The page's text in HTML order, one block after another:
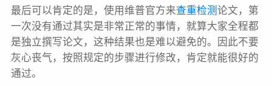
最后可以肯定的是，使用维普官方来查重检测论文，第
一次没有通过其实是非常正常的事情，就算大家全程都
是独立撰写论文，这种结果也是难以避免的。因此不要
灰心丧气，按照规定的步骤进行修改，肯定就能很好的
通过。